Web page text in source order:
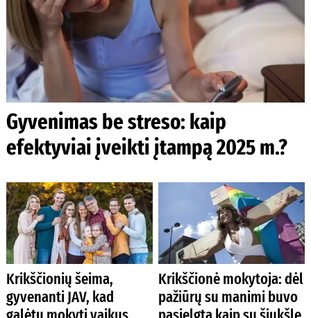
Gyvenimas be streso: kaip
efektyviai įveikti įtampą 2025 m.?
Krikščionių šeima,
gyvenanti JAV, kad
Krikščionė mokytoja: dėl
pažiūrų su manimi buvo